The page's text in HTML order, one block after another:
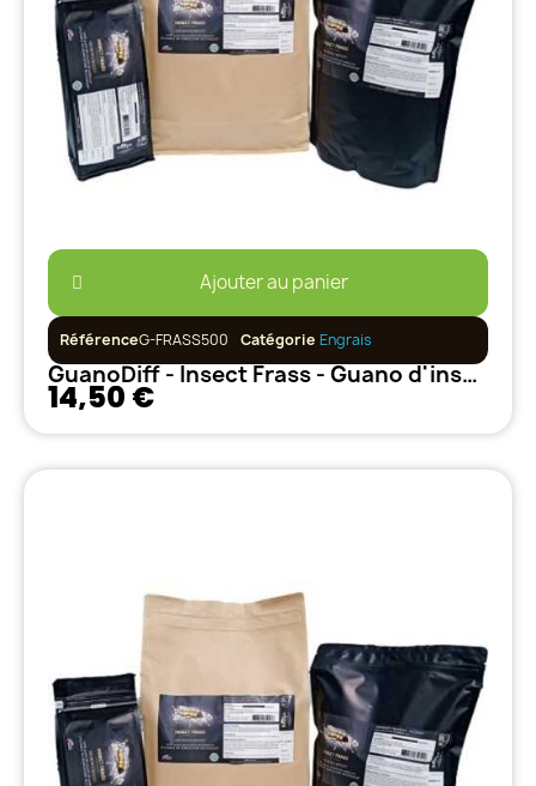
Ajouter au panier
RéférenceG-FRASS500 Catégorie Engrais
GuanoDiff - Insect Frass - Guano d'insectes - 500gr
14,50 €